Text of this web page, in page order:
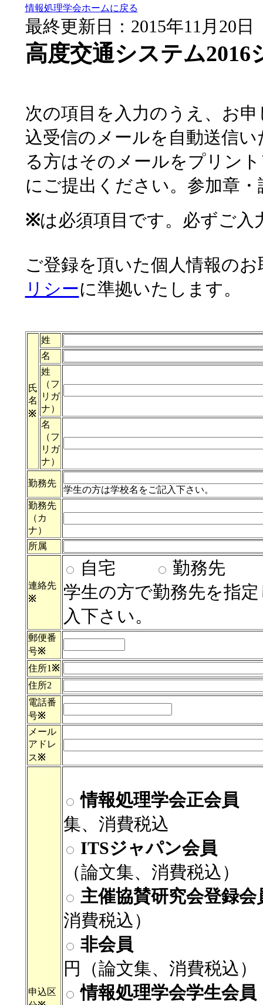
情報処理学会ホームに戻る
最終更新日：2015年11月20日
高度交通システム
次の項目を入力のうえ、お
込受信のメールを自動送信
る方はそのメールをプリン
にご提出ください。参加
※は必須項目です。必ずご
ご登録を頂いた個人情報の
リシーに準拠いたします。
氏
名
※
姓
名
姓
（フ
リガ
ナ）
名
（フ
リガ
ナ）
勤務先
学生の方は学校名をご記入下さい。
勤務先
（カ
ナ）
所属
連絡先
※
自宅
勤務先
学生の方で勤務先を指
入下さい。
郵便番
号※
住所1※
住所2
電話番
号※
メール
アドレ
ス※
申込区
情報処理学会正会員
集、消費税込
ITSジャパン会員
（論文集、消費税込）
主催協賛研究会登録会
消費税込）
非会員
円（論文集、消費税込）
情報処理学会学